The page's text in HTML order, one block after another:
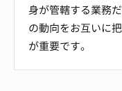
身が管轄する業務
の動向をお互いに
が重要です。